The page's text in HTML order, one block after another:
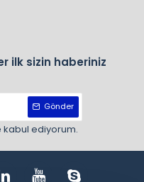
ilk sizin haberiniz
Gönder
kabul ediyorum.